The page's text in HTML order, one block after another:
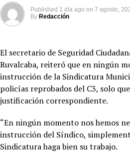
Published 1 día ago on 7 agosto,
By Redacción
El secretario de Seguridad
Ruvalcaba, reiteró que en ningún
instrucción de la Sindicatura
policías reprobados del C3, solo
justificación correspondiente.
“En ningún momento nos hemos
instrucción del Síndico,
Sindicatura haga bien su trabajo.